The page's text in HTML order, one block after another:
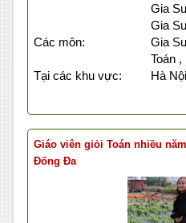
Gia
Gia
Các môn:
Gia
Toán ,
Tại các khu vực:
Hà
Giáo viên giỏi Toán nhiều
Đống Đa